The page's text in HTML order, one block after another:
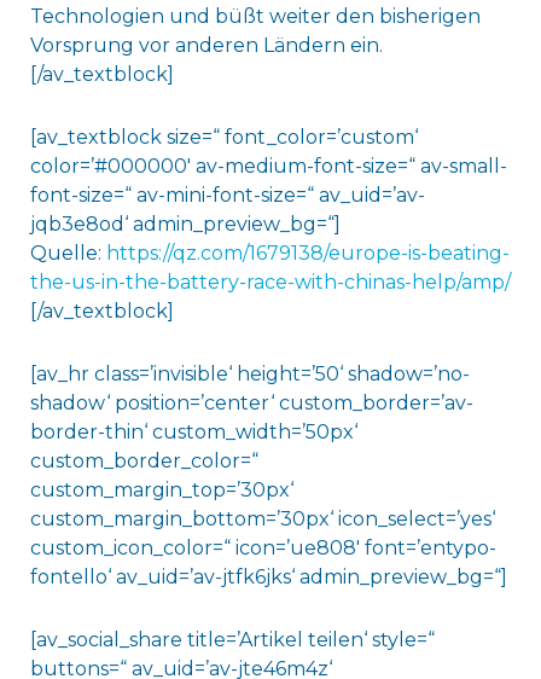
Technologien und büßt weiter den bisherigen
Vorsprung vor anderen Ländern ein.
[/av_textblock]
[av_textblock size=“ font_color=’custom‘
color=’#000000′ av-medium-font-size=“ av-small-
font-size=“ av-mini-font-size=“ av_uid=’av-
jqb3e8od‘ admin_preview_bg=“]
Quelle: https://qz.com/1679138/europe-is-beating-
the-us-in-the-battery-race-with-chinas-help/amp/
[/av_textblock]
[av_hr class=’invisible‘ height=’50‘ shadow=’no-
shadow‘ position=’center‘ custom_border=’av-
border-thin‘ custom_width=’50px‘
custom_border_color=“
custom_margin_top=’30px‘
custom_margin_bottom=’30px‘ icon_select=’yes‘
custom_icon_color=“ icon=’ue808′ font=’entypo-
fontello‘ av_uid=’av-jtfk6jks‘ admin_preview_bg=“]
[av_social_share title=’Artikel teilen‘ style=“
buttons=“ av_uid=’av-jte46m4z‘